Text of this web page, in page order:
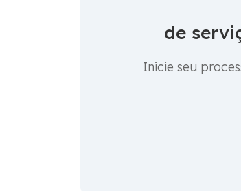
de
Inicie seu